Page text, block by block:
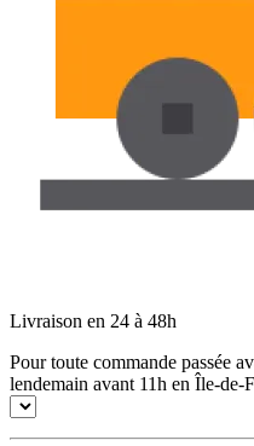
Livraison en 24 à 48h
Pour toute commande passée
lendemain avant 11h en Île-de-